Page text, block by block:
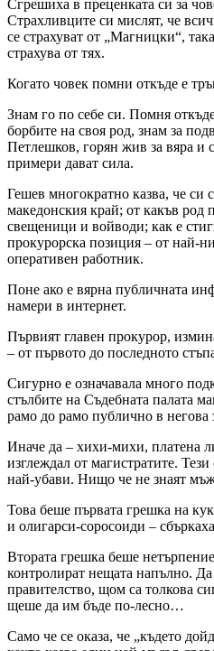
Сгрешиха в преценката си за
Страхливците си мислят, че
се страхуват от „Магницки“,
страхува от тях.
Когато човек помни откъде е
Знам го по себе си. Помня
борбите на своя род, знам за
Петлешков, горян жив за вяра и
примери дават сила.
Гешев многократно казва, че си
македонския край; от какъв род
свещеници и войводи; как е
прокурорска позиция – от най-
оперативен работник.
Поне ако е вярна публичната
намери в интернет.
Първият главен прокурор,
– от първото до последното
Сигурно е означавала много
стълбите на Съдебната палата
рамо до рамо публично в негова
Иначе да – хихи-михи, платена
изглеждал от магистратите.
най-убави. Нищо че не знаят
Това беше първата грешка на
и олигарси-соросоиди –
Втората грешка беше
контролират нещата напълно.
правителство, щом са толкова
щеше да им бъде по-лесно…
Само че се оказа, че „където